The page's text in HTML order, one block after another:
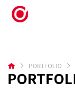
PORTFOLIO